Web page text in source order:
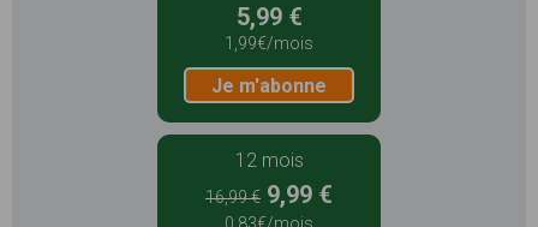
5,99 €
1,99€/mois
Je m'abonne
12 mois
16,99 € 9,99 €